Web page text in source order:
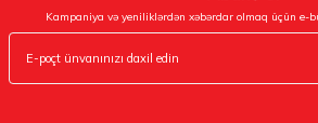
Kampaniya və yeniliklərdən xəbərdar olmaq üçün e-